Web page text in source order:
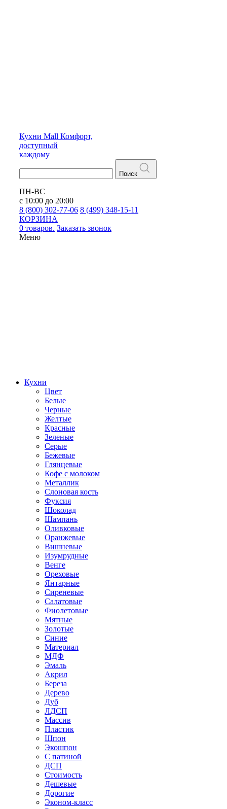
Кухни Mall Комфорт,
доступный
каждому
Поиск
ПН-ВС
с 10:00 до 20:00
8 (800) 302-77-06 8 (499) 348-15-11
КОРЗИНА
0 товаров. Заказать звонок
Меню
Кухни
Цвет
Белые
Черные
Желтые
Красные
Зеленые
Серые
Бежевые
Глянцевые
Кофе с молоком
Металлик
Слоновая кость
Фуксия
Шоколад
Шампань
Оливковые
Оранжевые
Вишневые
Изумрудные
Венге
Ореховые
Янтарные
Сиреневые
Салатовые
Фиолетовые
Мятные
Золотые
Синие
Материал
МДФ
Эмаль
Акрил
Береза
Дерево
Дуб
ЛДСП
Массив
Пластик
Шпон
Экошпон
С патиной
ДСП
Стоимость
Дешевые
Дорогие
Эконом-класс